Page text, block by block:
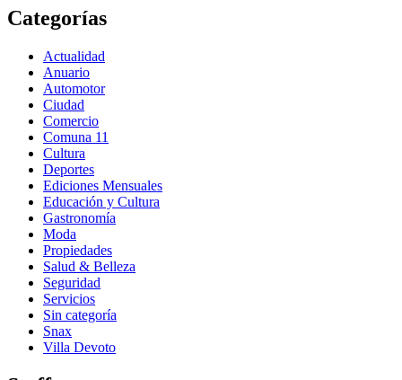
Categorías
Actualidad
Anuario
Automotor
Ciudad
Comercio
Comuna 11
Cultura
Deportes
Ediciones Mensuales
Educación y Cultura
Gastronomía
Moda
Propiedades
Salud & Belleza
Seguridad
Servicios
Sin categoría
Snax
Villa Devoto